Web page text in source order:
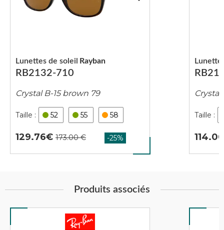
RB2132-710
Lunettes de soleil Rayban
Crystal B-15 brown 79
52 55 58
129.76
Crystal
Produits associés